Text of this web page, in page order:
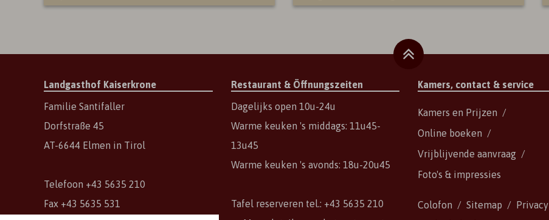
Landgasthof Kaiserkrone
Familie Santifaller
Dorfstraße 45
AT-6644 Elmen in Tirol
Telefoon +43 5635 210
Fax +43 5635 531
Restaurant & Öffnungszeiten
Dagelijks open 10u-24u
Warme keuken 's middags: 11u45-
13u45
Warme keuken 's avonds: 18u-20u45
Tafel reserveren tel.: +43 5635 210
Kamers, contact & service
Kamers en Prijzen
Online boeken
Vrijblijvende aanvraag
Foto's & impressies
Colofon Sitemap
Privacy